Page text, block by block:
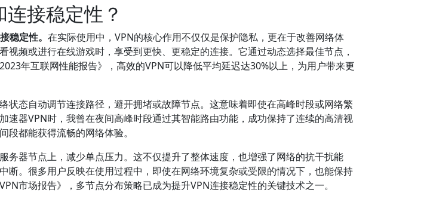
接稳定性？
稳定性。 在实际使用中，VPN的核心作用不仅仅是保护隐私，更在于改善网络体
频或进行在线游戏时，享受到更快、更稳定的连接。它通过动态选择最佳节点，
年互联网性能报告》，高效的VPN可以降低平均延迟达30%以上，为用户带来更
态自动调节连接路径，避开拥堵或故障节点。这意味着即使在高峰时段或网络繁
器VPN时，我曾在夜间高峰时段通过其智能路由功能，成功保持了连续的高清视
都能获得流畅的网络体验。
器节点上，减少单点压力。这不仅提升了整体速度，也增强了网络的抗干扰能
。很多用户反映在使用过程中，即使在网络环境复杂或受限的情况下，也能保持
市场报告》，多节点分布策略已成为提升VPN连接稳定性的关键技术之一。